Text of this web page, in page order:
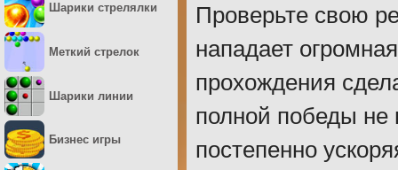
Проверьте свою
нападает
прохождения
полной победы не
постепенно
Шарики стрелялки
Меткий стрелок
Шарики линии
Бизнес игры